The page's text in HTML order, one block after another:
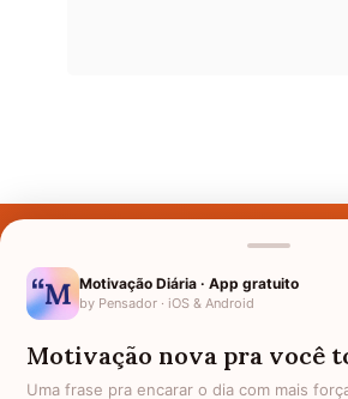
Nomes pelo Mundo
Motivação Diária · App gratuito
by Pensador · iOS & Android
Motivação nova pra você
Uma frase pra encarar o dia com mais